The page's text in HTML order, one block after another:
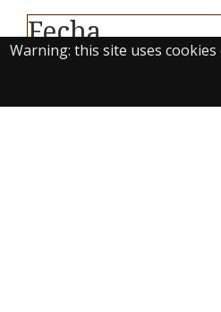
Warning: this site uses
Fecha